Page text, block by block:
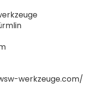
werkzeuge.com/